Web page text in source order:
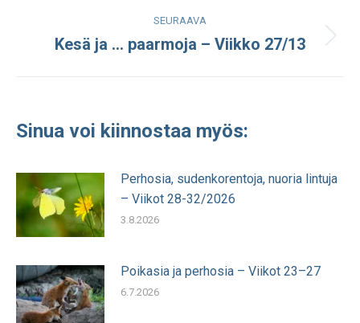
SEURAAVA
Seuraava
Kesä ja … paarmoja – Viikko 27/13
Sinua voi kiinnostaa myös:
Perhosia, sudenkorentoja, nuoria lintuja
– Viikot 28-32/2026
3.8.2026
Poikasia ja perhosia – Viikot 23–27
6.7.2026